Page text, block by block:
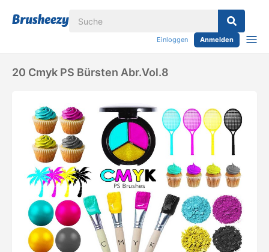
Einloggen Anmelden
20 Cmyk PS Bürsten Abr.Vol.8